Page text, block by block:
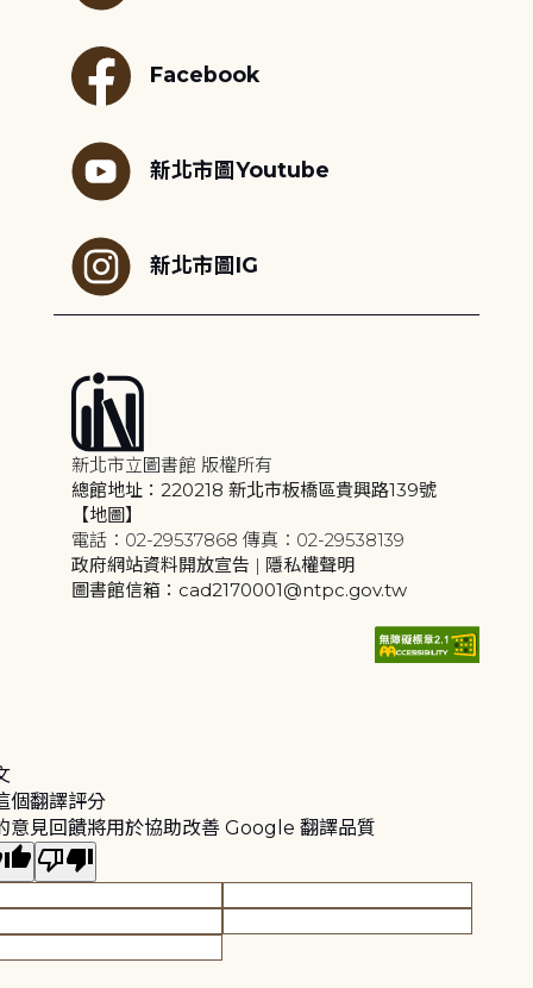
Facebook
新北市圖Youtube
新北市圖IG
新北市立圖書館 版權所有
總館地址：220218 新北市板橋區貴興路139號
【地圖】
電話：02-29537868 傳真：02-29538139
政府網站資料開放宣告 | 隱私權聲明
圖書館信箱：cad2170001@ntpc.gov.tw
個翻譯評分
意見回饋將用於協助改善 Google 翻譯品質